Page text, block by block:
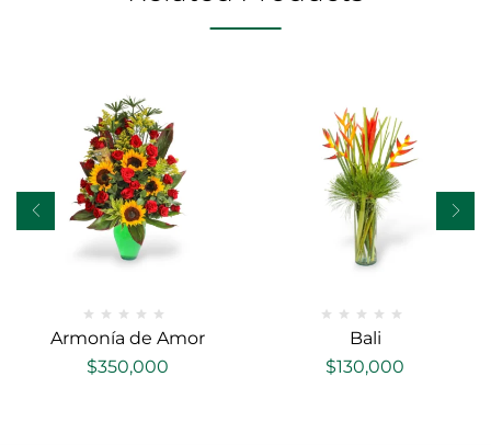
Armonía de Amor
$350,000
Bali
$130,000